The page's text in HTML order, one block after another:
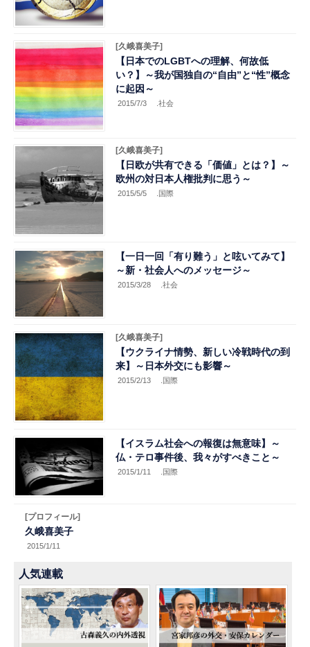
[久峨喜美子]
【日本でのLGBTへの理解、何故低
い？】～我が国独自の“自由”と“性”概念
に起因～
2015/7/3 .社会
[久峨喜美子]
【日欧が共有できる「価値」とは？】～
欧州の対日本人権批判に思う～
2015/5/5 .国際
【一日一回「有り難う」と呟いてみて】
～新・社会人へのメッセージ～
2015/3/28 .社会
[久峨喜美子]
【ウクライナ情勢、新しい冷戦時代の到
来】～日本外交にも影響～
2015/2/13 .国際
【イスラム社会への報復は無意味】～
仏・テロ事件後、我々がすべきこと～
2015/1/11 .国際
[プロフィール]
久峨喜美子
2015/1/11
人気連載